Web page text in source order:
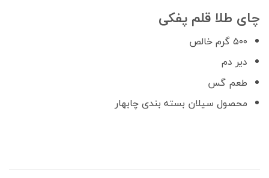
چای طلا قلم پفکی
۵۰۰ گرم خالص
دیر دم
طعم گس
محصول سیلان بسته بندی چابهار